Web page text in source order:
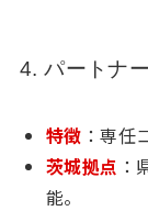
4. パートナ
特徴 ：専任
茨城拠点 ：
能。